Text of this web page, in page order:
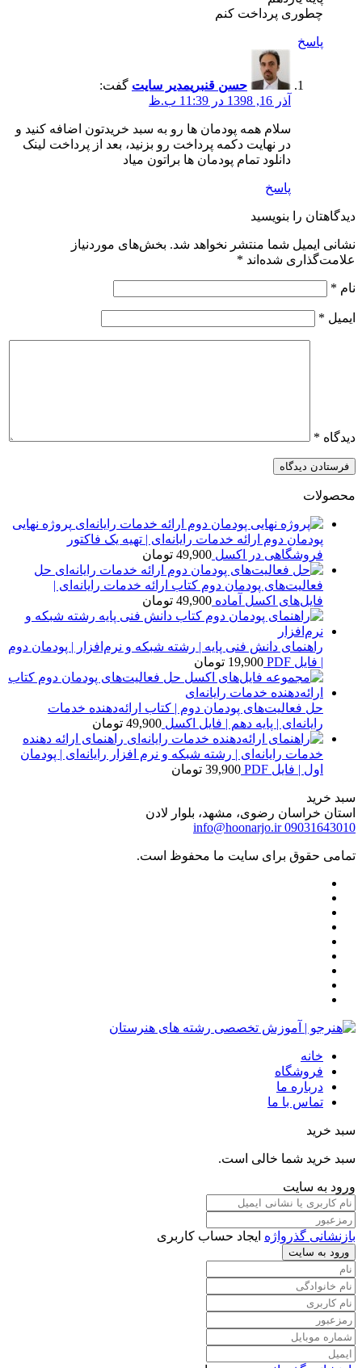
چطوری پرداخت کنم
پاسخ
حسن قنبریمدیر سایت گفت:
آذر 16, 1398 در 11:39 ب.ظ
سلام همه پودمان ها رو به سبد خریدتون اضافه کنید و
در نهایت دکمه پرداخت رو بزنید، بعد از پرداخت لینک
دانلود تمام پودمان ها براتون میاد
پاسخ
دیدگاهتان را بنویسید
نشانی ایمیل شما منتشر نخواهد شد. بخش‌های موردنیاز
علامت‌گذاری شده‌اند *
نام *
ایمیل *
دیدگاه *
محصولات
پروژه نهایی
پودمان دوم ارائه خدمات رایانه‌ای | تهیه یک فاکتور
فروشگاهی در اکسل 49,900 تومان
حل
فعالیت‌های پودمان دوم کتاب ارائه خدمات رایانه‌ای |
فایل‌های اکسل آماده 49,900 تومان
راهنمای دانش فنی پایه | رشته شبکه و نرم‌افزار | پودمان دوم
| فایل PDF
19,900 تومان
حل فعالیت‌های پودمان دوم | کتاب ارائه‌دهنده خدمات
رایانه‌ای | پایه دهم | فایل اکسل 49,900 تومان
راهنمای ارائه دهنده
خدمات رایانه‌ای | رشته شبکه و نرم افزار رایانه‌ای | پودمان
اول | فایل PDF
39,900 تومان
سبد خرید
استان خراسان رضوی، مشهد، بلوار لادن
09031643010
info@hoonarjo.ir
تمامی حقوق برای سایت ما محفوظ است.
خانه
فروشگاه
درباره ما
تماس با ما
سبد خرید
سبد خرید شما خالی است.
ورود به سایت
بازنشانی گذرواژه ایجاد حساب کاربری
ورود به سایت